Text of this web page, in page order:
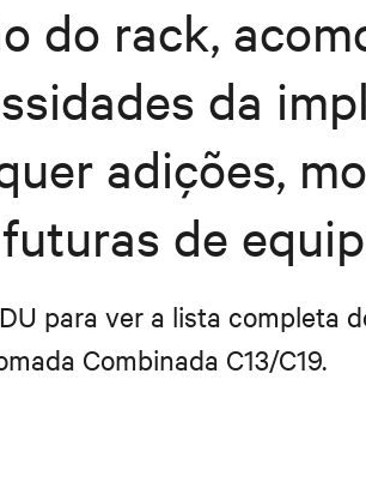
do rack,
da
adições,
de
para ver a lista completa
Combinada C13/C19.